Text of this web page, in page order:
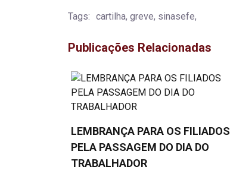
Tags: cartilha, greve, sinasefe,
Publicações Relacionadas
LEMBRANÇA PARA OS FILIADOS
PELA PASSAGEM DO DIA DO
TRABALHADOR